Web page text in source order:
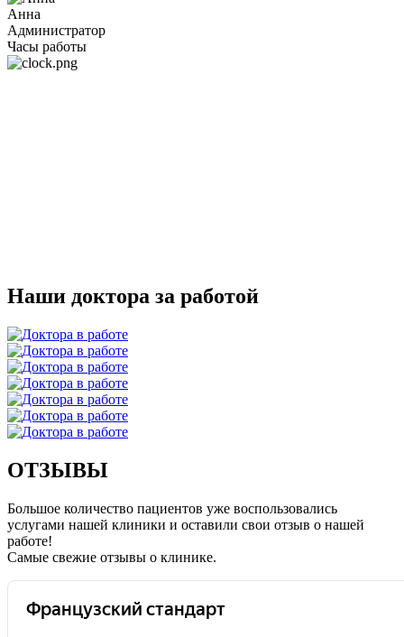
Анна
Администратор
Часы работы
Наши доктора за работой
ОТЗЫВЫ
Большое количество пациентов уже воспользовались
услугами нашей клиники и оставили свои отзыв о нашей
работе!
Caмые свежие отзывы о клинике.